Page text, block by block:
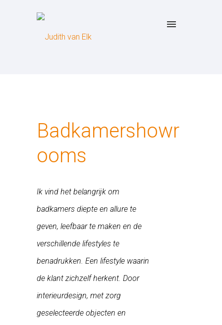
Badkamershowr
ooms
Ik vind het belangrijk om
badkamers diepte en allure te
geven, leefbaar te maken en de
verschillende lifestyles te
benadrukken. Een lifestyle waarin
de klant zichzelf herkent. Door
interieurdesign, met zorg
geselecteerde objecten en